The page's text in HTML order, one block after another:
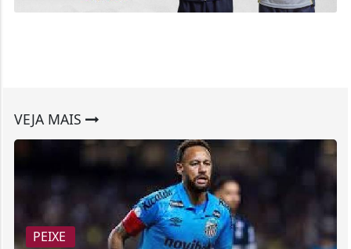
VEJA MAIS
PEIXE